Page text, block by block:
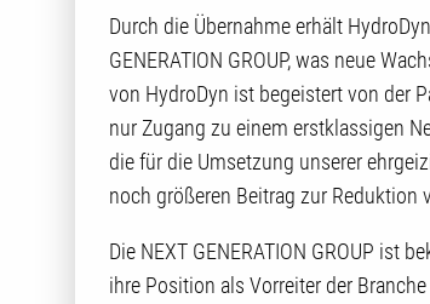
Durch die Übernahme erhält
GENERATION GROUP, was neue
von HydroDyn ist begeistert von der
nur Zugang zu einem erstklassigen
die für die Umsetzung unserer
noch größeren Beitrag zur
Die NEXT GENERATION GROUP ist
ihre Position als Vorreiter der